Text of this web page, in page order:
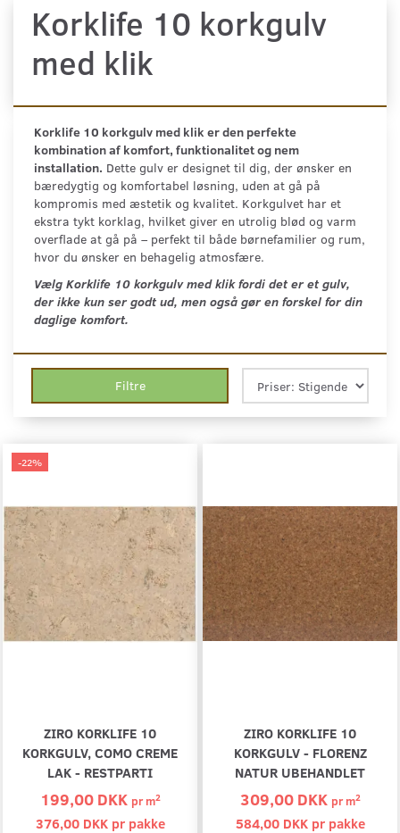
Korklife 10 korkgulv
med klik
Korklife 10 korkgulv med klik er den perfekte
kombination af komfort, funktionalitet og nem
installation. Dette gulv er designet til dig, der ønsker en
bæredygtig og komfortabel løsning, uden at gå på
kompromis med æstetik og kvalitet. Korkgulvet har et
ekstra tykt korklag, hvilket giver en utrolig blød og varm
overflade at gå på – perfekt til både børnefamilier og rum,
hvor du ønsker en behagelig atmosfære.
Vælg Korklife 10 korkgulv med klik fordi det er et gulv,
der ikke kun ser godt ud, men også gør en forskel for din
daglige komfort.
Filtre
-22%
ZIRO KORKLIFE 10
KORKGULV, COMO CREME
LAK - RESTPARTI
199,00 DKK prm2
376,00 DKK pr pakke
ZIRO KORKLIFE 10
KORKGULV - FLORENZ
NATUR UBEHANDLET
309,00 DKK prm2
584,00 DKK pr pakke